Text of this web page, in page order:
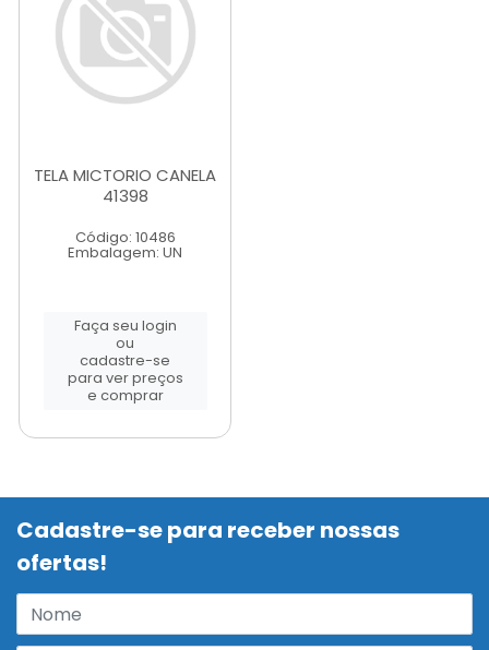
TELA MICTORIO CANELA
41398
Código: 10486
Embalagem: UN
Faça seu login
ou
cadastre-se
para ver preços
e comprar
Cadastre-se para receber nossas
ofertas!